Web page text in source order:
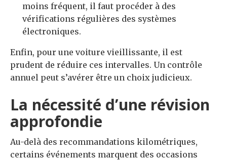
moins fréquent, il faut procéder à des
vérifications régulières des systèmes
électroniques.
Enfin, pour une voiture vieillissante, il est
prudent de réduire ces intervalles. Un contrôle
annuel peut s’avérer être un choix judicieux.
La nécessité d’une révision
approfondie
Au-delà des recommandations kilométriques,
certains événements marquent des occasions